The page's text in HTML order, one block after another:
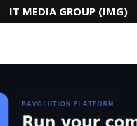
IT MEDIA GROUP (IMG)